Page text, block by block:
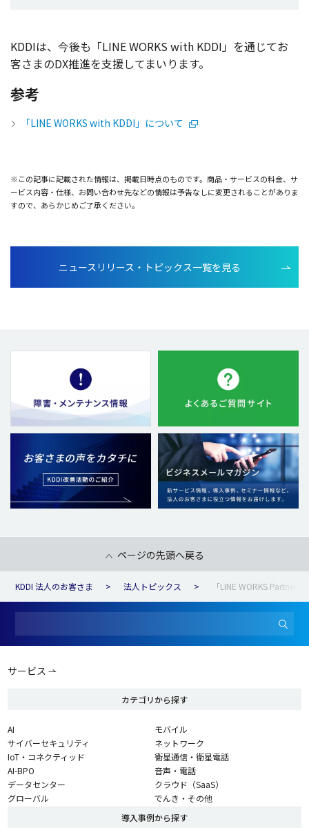
KDDIは、 今後も「LINE WORKS with KDDI」を通じてお
客さまのDX推進を支援してまいります。
参考
「LINE WORKS with KDDI」について
※この記事に記載された情報は、掲載日時点のものです。商品・サービスの料金、サ
ービス内容・仕様、お問い合わせ先などの情報は予告なしに変更されることがありま
すので、あらかじめご了承ください。
ニュースリリース・トピックス一覧を見る
ページの先頭へ戻る
KDDI 法人のお客さま 法人トピックス 「LINE WORKS Partner
サービス
カテゴリから探す
AI
サイバーセキュリティ
IoT・コネクティッド
AI-BPO
データセンター
グローバル
モバイル
ネットワーク
衛星通信・衛星電話
音声・電話
クラウド（SaaS）
でんき・その他
導入事例から探す